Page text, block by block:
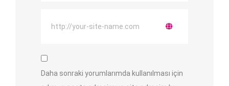
Daha sonraki yorumlarımda kullanılması için